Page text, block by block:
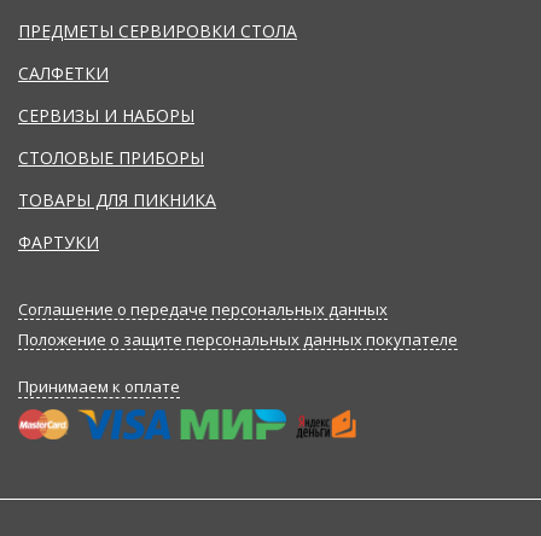
ПРЕДМЕТЫ СЕРВИРОВКИ СТОЛА
САЛФЕТКИ
СЕРВИЗЫ И НАБОРЫ
СТОЛОВЫЕ ПРИБОРЫ
ТОВАРЫ ДЛЯ ПИКНИКА
ФАРТУКИ
Соглашение о передаче персональных данных
Положение о защите персональных данных покупателе
Принимаем к оплате